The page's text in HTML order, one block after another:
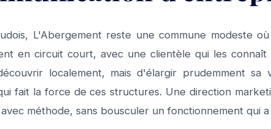
L'Abergement reste une commune modeste
en circuit court, avec une clientèle qui les
localement, mais d'élargir prudemment sa
fait la force de ces structures. Une direction
méthode, sans bousculer un fonctionnement qui